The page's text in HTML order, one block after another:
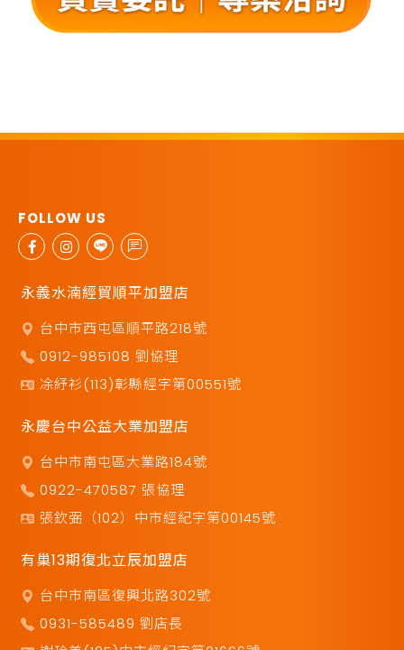
永義水湳經貿順平加盟店
台中市西屯區順平路218號
0912-985108 劉協理
凃紓衫(113)彰縣經字第00551號
永慶台中公益大業加盟店
台中市南屯區大業路184號
0922-470587 張協理
張欽弼（102）中市經紀字第00145號
有巢13期復北立辰加盟店
台中市南區復興北路302號
0931-585489 劉店長